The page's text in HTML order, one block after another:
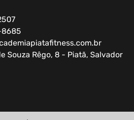
8685
Souza Rêgo, 8 - Piatã, Salvador